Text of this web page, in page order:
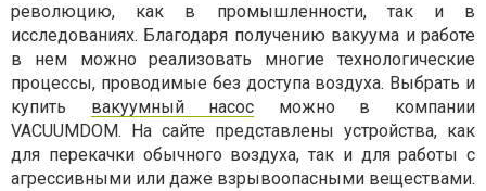
революцию, как в промышленности, так и в
исследованиях. Благодаря получению вакуума и работе
в нем можно реализовать многие технологические
процессы, проводимые без доступа воздуха. Выбрать и
купить вакуумный насос можно в компании
VACUUMDOM. На сайте представлены устройства, как
для перекачки обычного воздуха, так и для работы с
агрессивными или даже взрывоопасными веществами.